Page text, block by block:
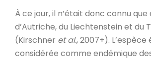
À ce jour, il n’était donc connu que
d’Autriche, du Liechtenstein et du
(Kirschner et al., 2007+).
considérée comme endémique